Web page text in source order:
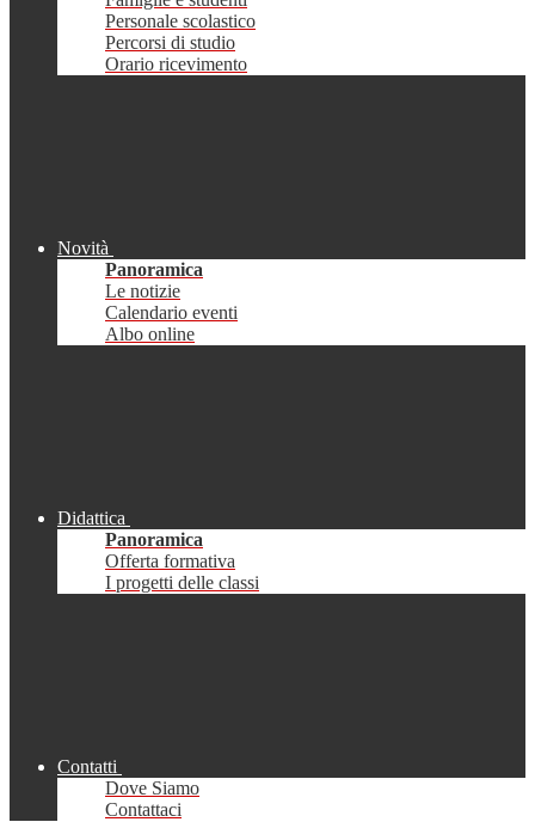
Personale scolastico
Percorsi di studio
Orario ricevimento
Novità
Panoramica
Le notizie
Calendario eventi
Albo online
Didattica
Panoramica
Offerta formativa
I progetti delle classi
Contatti
Dove Siamo
Contattaci